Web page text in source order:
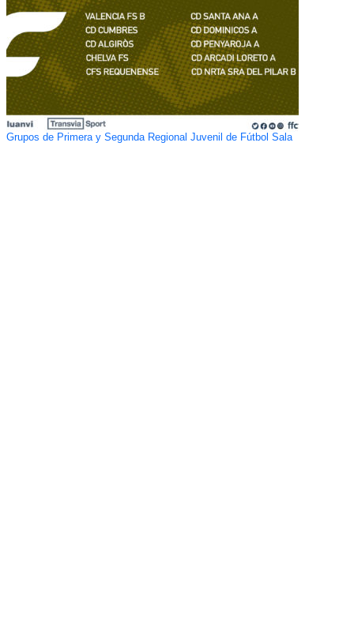
Grupos de Primera y Segunda Regional Juvenil de Fútbol Sala